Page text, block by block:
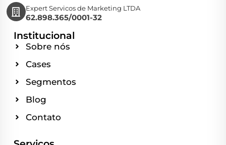
Expert Servicos de Marketing LTDA
62.898.365/0001-32
Institucional
Sobre nós
Cases
Segmentos
Blog
Contato